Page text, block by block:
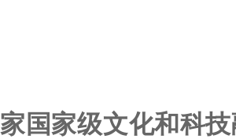
家国家级文化和科